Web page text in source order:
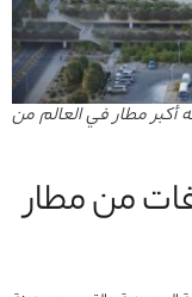
أكبر مطار في العالم من
من مطار